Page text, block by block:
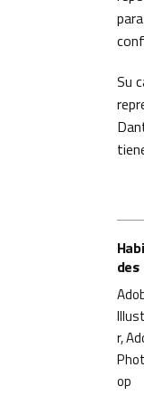
Su
des
r,
op